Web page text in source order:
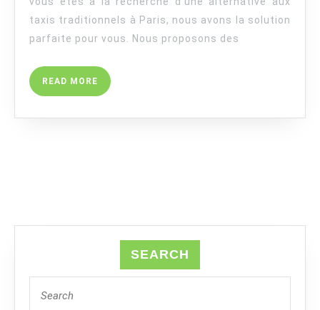
LUXE
TAXIS
taxis traditionnels à Paris, nous avons la solution
parfaite pour vous. Nous proposons des
READ MORE READ
MORE
SEARCH
for: